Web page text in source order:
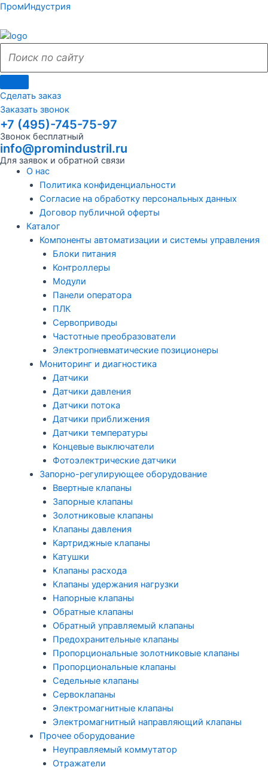
Перейти
содержимому
ПромИндустрия
Поиск
сайту
Поиск
Сделать заказ
Заказать звонок
+7 (495)-745-75-97
Звонок бесплатный
info@promindustril.ru
Для заявок и обратной связи
Меню
О нас
Политика конфиденциальности
Согласие на обработку персональных данных
Договор публичной оферты
Каталог
Компоненты автоматизации и системы управления
Блоки питания
Контроллеры
Модули
Панели оператора
ПЛК
Сервоприводы
Частотные преобразователи
Электропневматические позиционеры
Мониторинг и диагностика
Датчики
Датчики давления
Датчики потока
Датчики приближения
Датчики температуры
Концевые выключатели
Фотоэлектрические датчики
Запорно-регулирующее оборудование
Ввертные клапаны
Запорные клапаны
Золотниковые клапаны
Клапаны давления
Картриджные клапаны
Катушки
Клапаны расхода
Клапаны удержания нагрузки
Напорные клапаны
Обратные клапаны
Обратный управляемый клапаны
Предохранительные клапаны
Пропорциональные золотниковые клапаны
Пропорциональные клапаны
Седельные клапаны
Сервоклапаны
Электромагнитные клапаны
Электромагнитный направляющий клапаны
Прочее оборудование
Неуправляемый коммутатор
Отражатели
Поиск
сайту
Поиск
Меню